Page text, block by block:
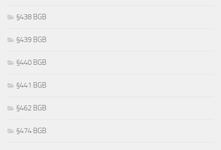
§438 BGB
§439 BGB
§440 BGB
§441 BGB
§462 BGB
§474 BGB